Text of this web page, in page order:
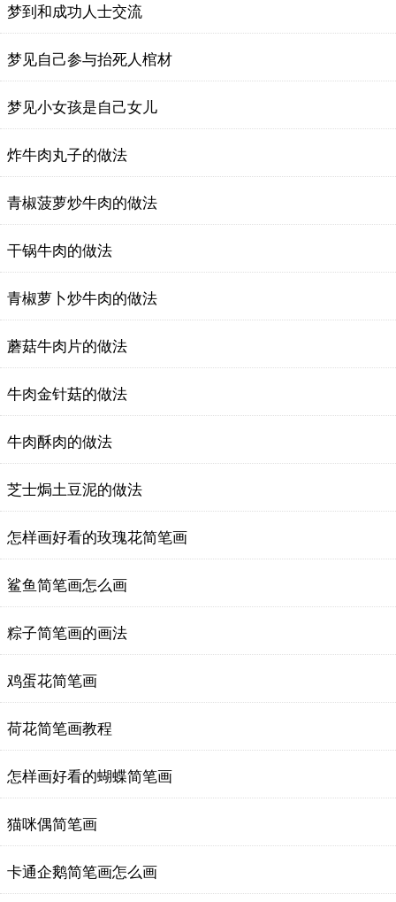
梦到和成功人士交流
梦见自己参与抬死人棺材
梦见小女孩是自己女儿
炸牛肉丸子的做法
青椒菠萝炒牛肉的做法
干锅牛肉的做法
青椒萝卜炒牛肉的做法
蘑菇牛肉片的做法
牛肉金针菇的做法
牛肉酥肉的做法
芝士焗土豆泥的做法
怎样画好看的玫瑰花简笔画
鲨鱼简笔画怎么画
粽子简笔画的画法
鸡蛋花简笔画
荷花简笔画教程
怎样画好看的蝴蝶简笔画
猫咪偶简笔画
卡通企鹅简笔画怎么画